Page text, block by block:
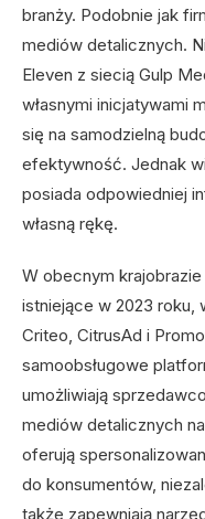
branży. Podobnie jak
mediów detalicznych.
Eleven z siecią Gulp
własnymi inicjatywami
się na samodzielną
efektywność. Jednak
posiada odpowiedniej
własną rękę.
W obecnym
istniejące w 2023 roku,
Criteo, CitrusAd i
samoobsługowe
umożliwiają
mediów detalicznych
oferują
do konsumentów,
także zapewniają